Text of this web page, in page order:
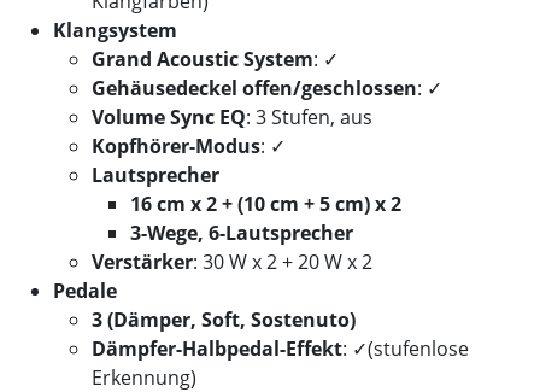
Klangsystem
Grand Acoustic System: ✓
Gehäusedeckel offen/geschlossen: ✓
Volume Sync EQ: 3 Stufen, aus
Kopfhörer-Modus: ✓
Lautsprecher
16 cm x 2 + (10 cm + 5 cm) x 2
3-Wege, 6-Lautsprecher
Verstärker: 30 W x 2 + 20 W x 2
Pedale
3 (Dämper, Soft, Sostenuto)
Dämpfer-Halbpedal-Effekt: ✓(stufenlose
Erkennung)